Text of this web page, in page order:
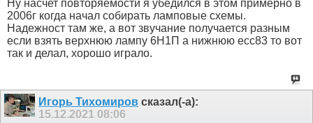
Ну насчет повторяемости я убедился в этом примерно в
2006г когда начал собирать ламповые схемы.
Надежност там же, а вот звучание получается разным
если взять верхнюю лампу 6Н1П а нижнюю есс83 то вот
так и делал, хорошо играло.
Игорь Тихомиров сказал(-а):
15.12.2021 08:06